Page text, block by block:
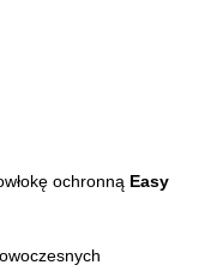
ochronną Easy